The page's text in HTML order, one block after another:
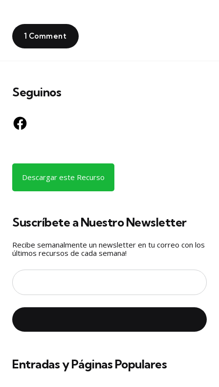
1 Comment
Seguinos
Facebook
Descargar este Recurso
Suscríbete a Nuestro Newsletter
Recibe semanalmente un newsletter en tu correo con los
últimos recursos de cada semana!
Entradas y Páginas Populares